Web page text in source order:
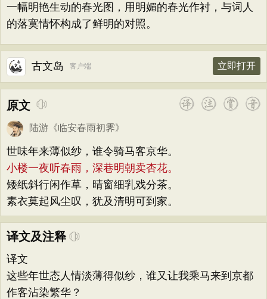
一幅明艳生动的春光图，用明媚的春光作衬，与词人
的落寞情怀构成了鲜明的对照。
古文岛 客户端 立即打开
原文
陆游 《临安春雨初霁》
世味年来薄似纱，谁令骑马客京华。
小楼一夜听春雨，深巷明朝卖杏花。
矮纸斜行闲作草，晴窗细乳戏分茶。
素衣莫起风尘叹，犹及清明可到家。
译文及注释
译文
这些年世态人情淡薄得似纱，谁又让我乘马来到京都
作客沾染繁华？